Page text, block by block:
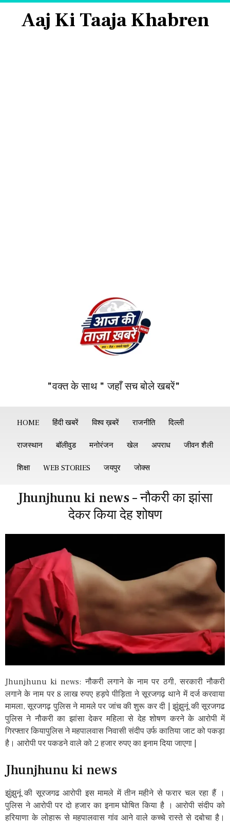
Aaj Ki Taaja Khabren
"वक्त के साथ " जहाँ सच बोले खबरें"
HOME हिंदी खबरें विश्व ख़बरें राजनीति दिल्ली
राजस्थान बॉलीवुड मनोरंजन खेल अपराध जीवन शैली
शिक्षा WEB STORIES जयपुर जोक्स
Jhunjhunu ki news – नौकरी का झांसा
देकर किया देह शोषण
Jhunjhunu ki news: नौकरी लगाने के नाम पर ठगी, सरकारी नौकरी
लगाने के नाम पर 8 लाख रुपए हड़पे पीड़िता ने सूरजगढ़ थाने में दर्ज करवाया
मामला, सूरजगढ़ पुलिस ने मामले पर जांच की शुरू कर दी | झुंझुनूं की सूरजगढ
पुलिस ने नौकरी का झांसा देकर महिला से देह शोषण करने के आरोपी में
गिरफ्तार कियापुलिस ने महपालवास निवासी संदीप उर्फ कातिया जाट को पकड़ा
है। आरोपी पर पकडने वाले को 2 हजार रुपए का इनाम दिया जाएगा |
Jhunjhunu ki news
झुंझुनूं की सूरजगढ आरोपी इस मामले में तीन महीने से फरार चल रहा हैं ।
पुलिस ने आरोपी पर दो हजार का इनाम घोषित किया है । आरोपी संदीप को
हरियाणा के लोहारू से महपालवास गांव आने वाले कच्चे रास्ते से दबोचा है।